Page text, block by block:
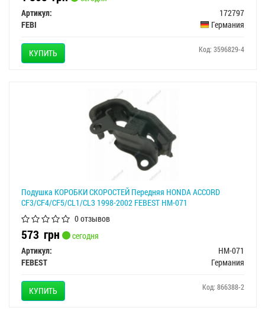
Артикул:
172797
FEBI
Германия
КУПИТЬ Код: 3596829-4
Подушка КОРОБКИ СКОРОСТЕЙ Передняя HONDA ACCORD
CF3/CF4/CF5/CL1/CL3 1998-2002 FEBEST HM-071
0 отзывов
573 грн
сегодня
Артикул:
HM-071
FEBEST
Германия
КУПИТЬ Код: 866388-2